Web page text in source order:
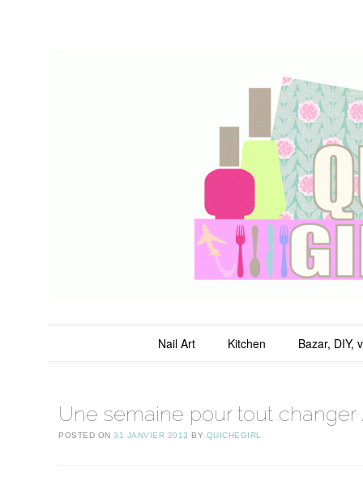
QuicheGirl
Nail Art Kitchen Bazar, DIY,
Une semaine pour tout changer
POSTED ON31 JANVIER 2013 BY QUICHEGIRL